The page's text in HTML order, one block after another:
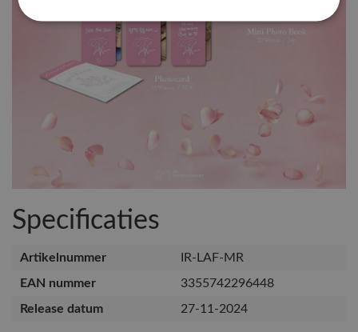
Specificaties
Artikelnummer
IR-LAF-MR
EAN nummer
3355742296448
Release datum
27-11-2024